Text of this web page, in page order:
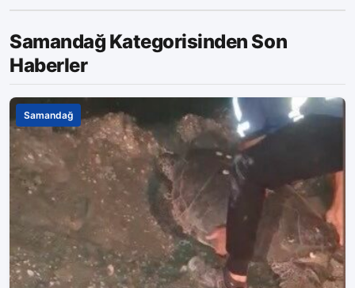
Samandağ Kategorisinden Son
Haberler
Samandağ